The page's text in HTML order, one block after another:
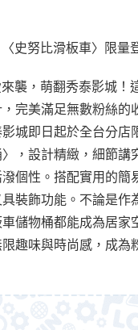
史努比滑板車〉限量
襲，萌翻秀泰影城！
完美滿足無數粉絲的
城即日起於全台分店
，設計精緻，細節講
個性。搭配實用的簡
裝飾功能。不論是作
儲物桶都能成為居家
趣味與時尚感，成為